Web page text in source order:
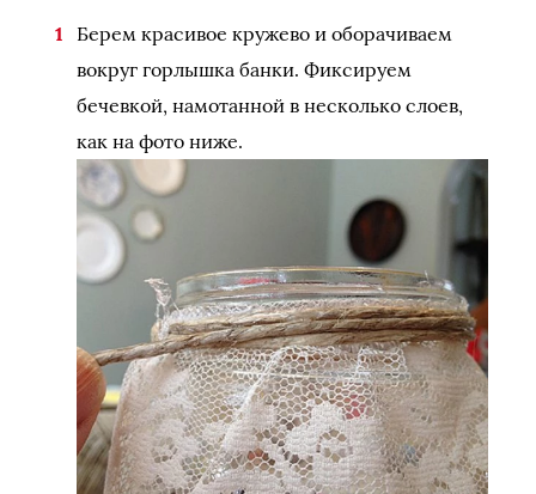
Берем красивое кружево и оборачиваем
вокруг горлышка банки. Фиксируем
бечевкой, намотанной в несколько слоев,
как на фото ниже.